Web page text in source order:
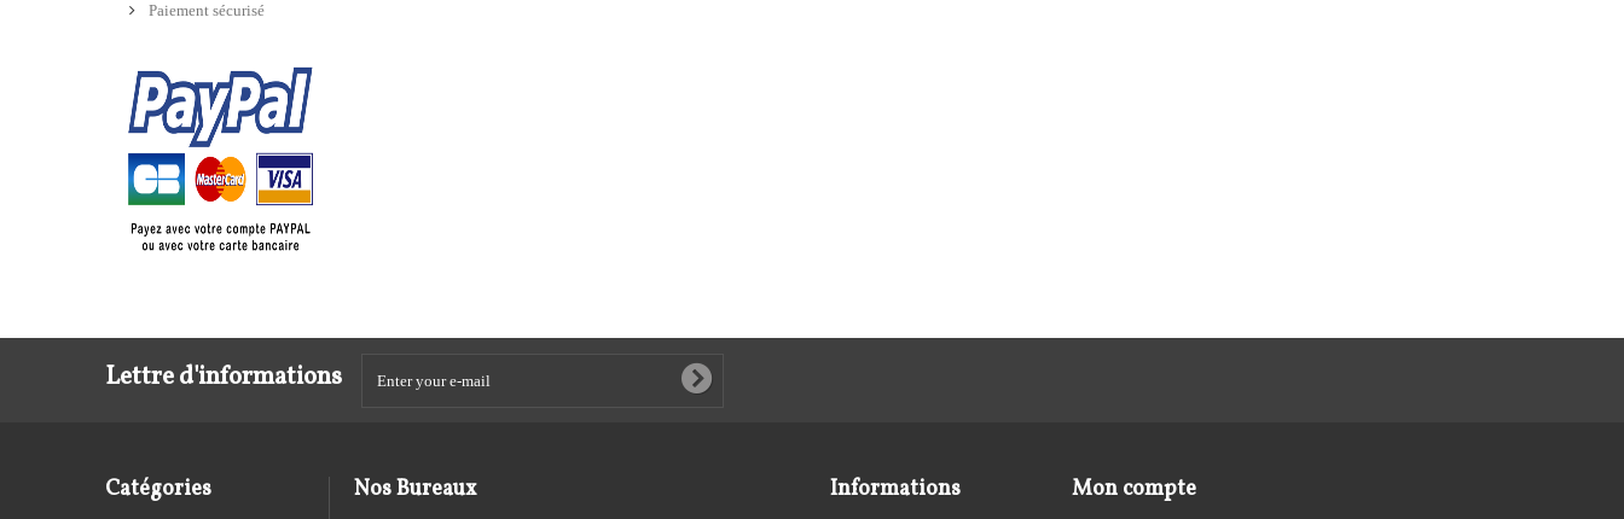
Paiement sécurisé
Lettre d'informations
Catégories Nos Bureaux Informations Mon compte